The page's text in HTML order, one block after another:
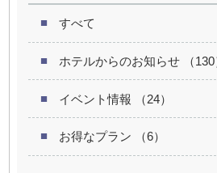
すべて
ホテルからのお知らせ （130
イベント情報 （24）
お得なプラン （6）